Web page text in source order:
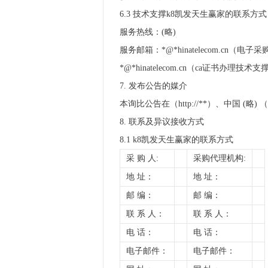
6.3 技术支撑k8凯发天生赢家的联系方式
服务热线：(略)
服务邮箱：*@*hinatelecom.cn（电子采
*@*hinatelecom.cn（ca证书办理技术支撑
7. 发布公告的媒介
本询比公告在（http://**）、中国 (略) （
8. 联系及异议接收方式
8.1 k8凯发天生赢家的联系方式
采 购 人: 采购代理机构:
地 址： 地 址：
邮 编： 邮 编：
联 系 人： 联 系 人：
电 话： 电 话：
电子邮件： 电子邮件：